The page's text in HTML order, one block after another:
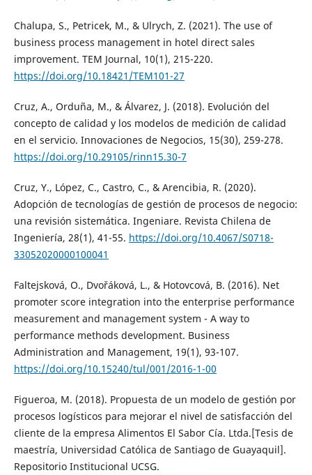
Chalupa, S., Petricek, M., & Ulrych, Z. (2021). The use of
business process management in hotel direct sales
improvement. TEM Journal, 10(1), 215-220.
https://doi.org/10.18421/TEM101-27
Cruz, A., Orduña, M., & Álvarez, J. (2018). Evolución del
concepto de calidad y los modelos de medición de calidad
en el servicio. Innovaciones de Negocios, 15(30), 259-278.
https://doi.org/10.29105/rinn15.30-7
Cruz, Y., López, C., Castro, C., & Arencibia, R. (2020).
Adopción de tecnologías de gestión de procesos de negocio:
una revisión sistemática. Ingeniare. Revista Chilena de
Ingeniería, 28(1), 41-55. https://doi.org/10.4067/S0718-
33052020000100041
Faltejsková, O., Dvořáková, L., & Hotovcová, B. (2016). Net
promoter score integration into the enterprise performance
measurement and management system - A way to
performance methods development. Business
Administration and Management, 19(1), 93-107.
https://doi.org/10.15240/tul/001/2016-1-00
Figueroa, M. (2018). Propuesta de un modelo de gestión por
procesos logísticos para mejorar el nivel de satisfacción del
cliente de la empresa Alimentos El Sabor Cía. Ltda.[Tesis de
maestría, Universidad Católica de Santiago de Guayaquil].
Repositorio Institucional UCSG.